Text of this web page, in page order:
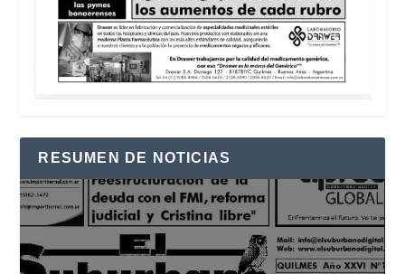
RESUMEN DE NOTICIAS
Reproductor
de
vídeo